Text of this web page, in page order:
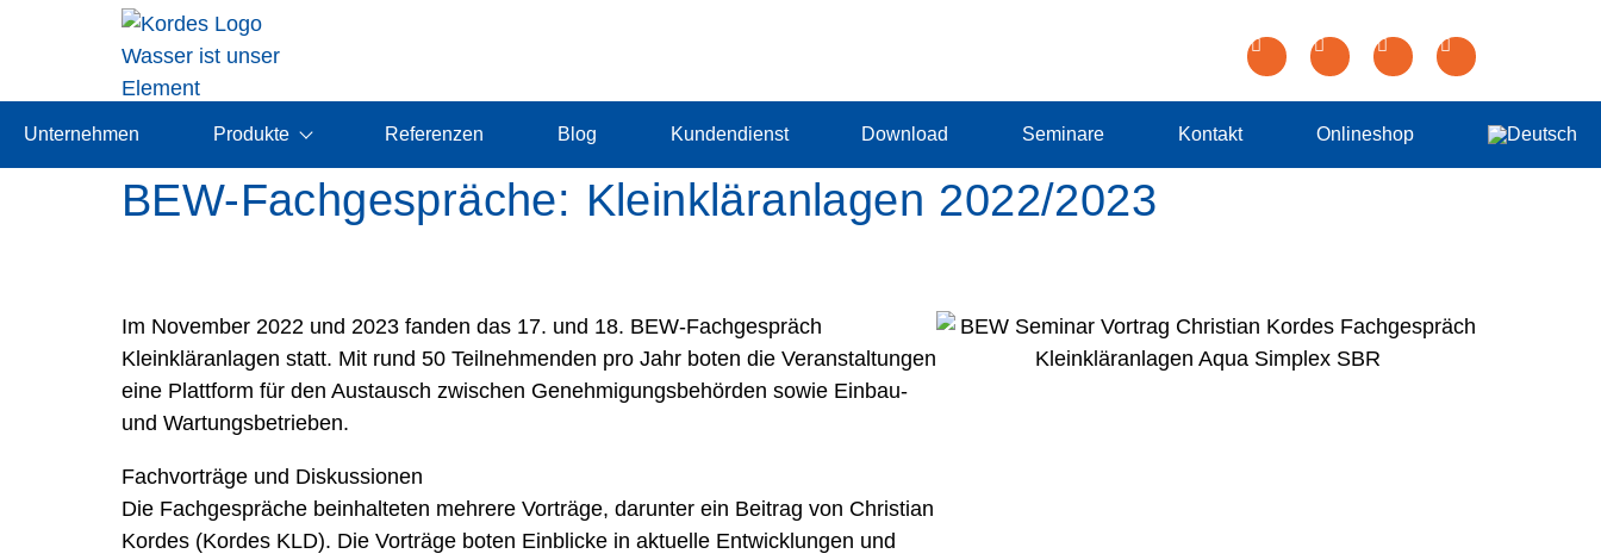
Unternehmen Produkte Referenzen Blog Kundendienst Download Seminare Kontakt Onlineshop
BEW-Fachgespräche: Kleinkläranlagen 2022/2023
Im November 2022 und 2023 fanden das 17. und 18. BEW-Fachgespräch
Kleinkläranlagen statt. Mit rund 50 Teilnehmenden pro Jahr boten die Veranstaltungen
eine Plattform für den Austausch zwischen Genehmigungsbehörden sowie Einbau-
und Wartungsbetrieben.
Fachvorträge und Diskussionen
Die Fachgespräche beinhalteten mehrere Vorträge, darunter ein Beitrag von Christian
Kordes (Kordes KLD). Die Vorträge boten Einblicke in aktuelle Entwicklungen und